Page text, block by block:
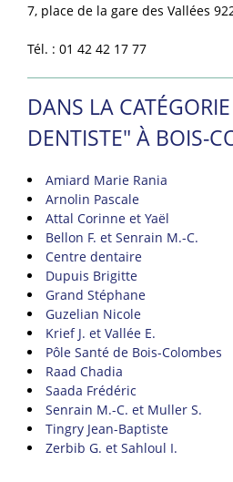
7, place de la gare des Vallées
Tél. : 01 42 42 17 77
DANS LA
DENTISTE" À BOIS-
Amiard Marie Rania
Arnolin Pascale
Attal Corinne et Yaël
Bellon F. et Senrain M.-C.
Centre dentaire
Dupuis Brigitte
Grand Stéphane
Guzelian Nicole
Krief J. et Vallée E.
Pôle Santé de Bois-Colombes
Raad Chadia
Saada Frédéric
Senrain M.-C. et Muller S.
Tingry Jean-Baptiste
Zerbib G. et Sahloul I.